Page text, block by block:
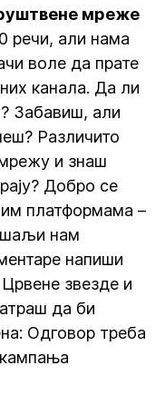
мреже
речи, али нама
воле да прате
канала. Да ли
Забавиш, али
Различито
и знаш
Добро се
платформама –
нам
напиши
звезде и
да би
Одговор треба